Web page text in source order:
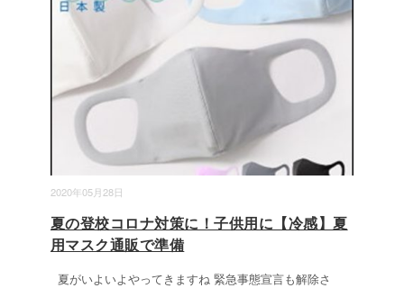
2020年05月28日
夏の登校コロナ対策に！子供用に【冷感】夏
用マスク通販で準備
夏がいよいよやってきますね 緊急事態宣言も解除さ